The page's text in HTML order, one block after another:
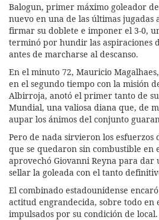
Balogun, primer máximo goleador
nuevo en una de las últimas jugadas
firmar su doblete e imponer el 3-0,
terminó por hundir las aspiraciones
antes de marcharse al descanso.
En el minuto 72, Mauricio
en el segundo tiempo con la misión
Albirroja, anotó el primer tanto de
Mundial, una valiosa diana que, de
aupar los ánimos del conjunto
Pero de nada sirvieron los esfuerzos
que se quedaron sin combustible en
aprovechó Giovanni Reyna para
sellar la goleada con el tanto
El combinado estadounidense
actitud engrandecida, sobre todo en
impulsados por su condición de local.